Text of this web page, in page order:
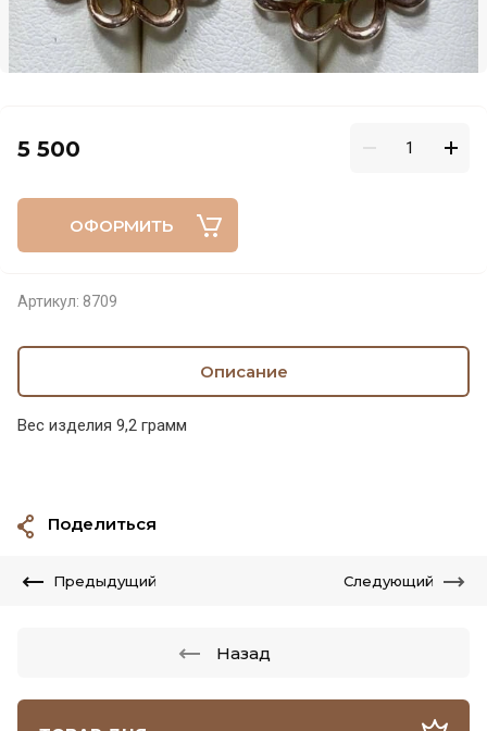
5 500
ОФОРМИТЬ
Артикул: 8709
Описание
Вес изделия 9,2 грамм
Поделиться
Предыдущий Следующий
Назад